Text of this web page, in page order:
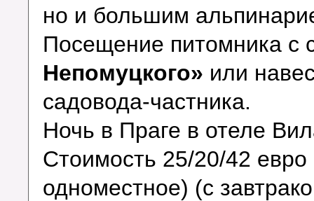
но и большим
Посещение питомника с
Непомуцкого» или
садовода-частника.
Ночь в Праге в отеле
Стоимость 25/20/42
одноместное) (с